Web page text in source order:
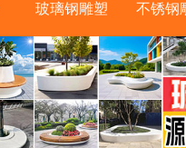
玻璃钢雕塑 不锈钢